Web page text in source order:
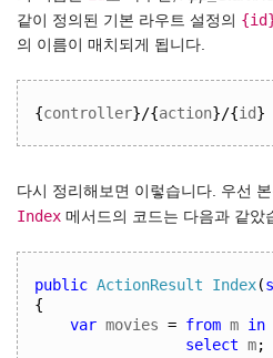
같이 정의된 기본 라우트 설정의
의 이름이 매치되게 됩니다.
{controller}/{action}/{id}
다시 정리해보면 이렇습니다. 우선
Index 메서드의 코드는 다음과 같았
public ActionResult Index(
{
var movies = from m in
select m;